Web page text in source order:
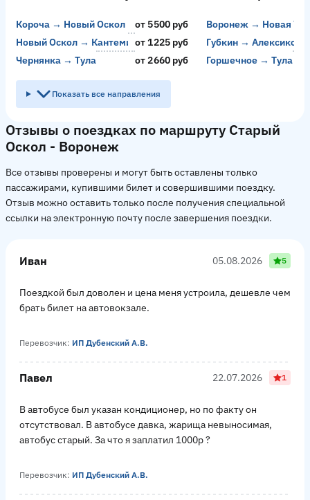
Короча → Новый Оскол от 5500 руб Воронеж → Новая
Новый Оскол → Кантемировкаот 1225 руб Губкин → Алексиково
Чернянка → Тула
от 2660 руб Горшечное → Тула
Показать все направления
Отзывы о поездках по маршруту Старый
Оскол - Воронеж
Все отзывы проверены и могут быть оставлены только
пассажирами, купившими билет и совершившими поездку.
Отзыв можно оставить только после получения специальной
ссылки на электронную почту после завершения поездки.
Иван 05.08.2026 5
Поездкой был доволен и цена меня устроила, дешевле чем
брать билет на автовокзале.
Перевозчик: ИП Дубенский А.В.
Павел 22.07.2026 1
В автобусе был указан кондиционер, но по факту он
отсутствовал. В автобусе давка, жарища невыносимая,
автобус старый. За что я заплатил 1000р ?
Перевозчик: ИП Дубенский А.В.